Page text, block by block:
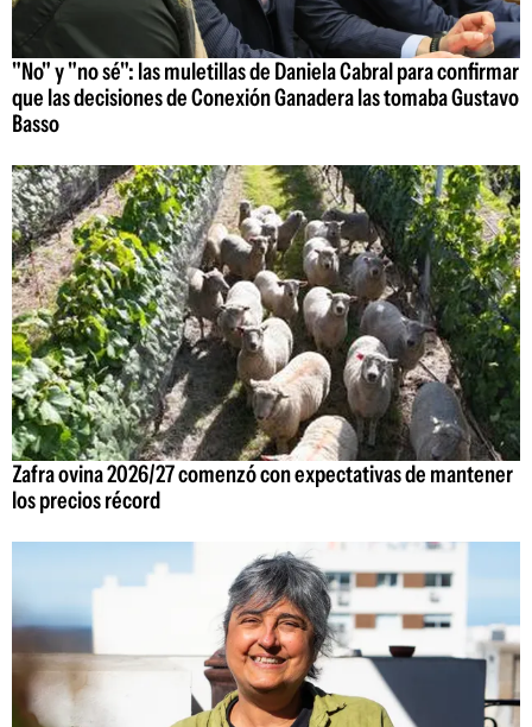
"No" y "no sé": las muletillas de Daniela Cabral para confirmar
que las decisiones de Conexión Ganadera las tomaba Gustavo
Basso
Zafra ovina 2026/27 comenzó con expectativas de mantener
los precios récord